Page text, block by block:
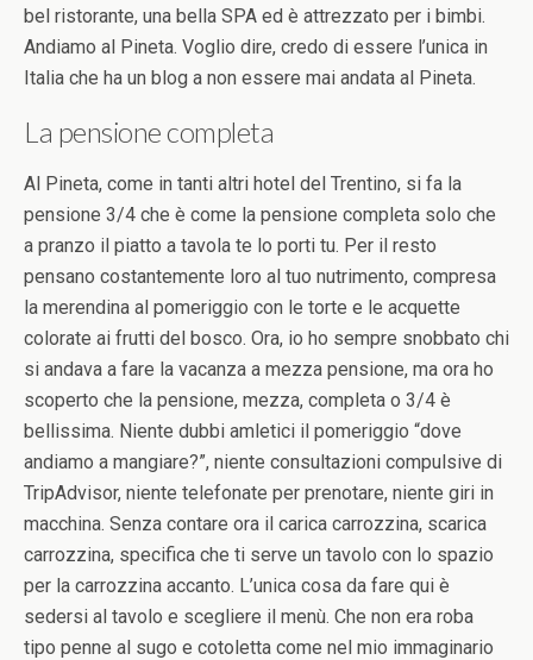
bel ristorante, una bella SPA ed è attrezzato per i bimbi.
Andiamo al Pineta. Voglio dire, credo di essere l’unica in
Italia che ha un blog a non essere mai andata al Pineta.
La pensione completa
Al Pineta, come in tanti altri hotel del Trentino, si fa la
pensione 3/4 che è come la pensione completa solo che
a pranzo il piatto a tavola te lo porti tu. Per il resto
pensano costantemente loro al tuo nutrimento, compresa
la merendina al pomeriggio con le torte e le acquette
colorate ai frutti del bosco. Ora, io ho sempre snobbato chi
si andava a fare la vacanza a mezza pensione, ma ora ho
scoperto che la pensione, mezza, completa o 3/4 è
bellissima. Niente dubbi amletici il pomeriggio “dove
andiamo a mangiare?”, niente consultazioni compulsive di
TripAdvisor, niente telefonate per prenotare, niente giri in
macchina. Senza contare ora il carica carrozzina, scarica
carrozzina, specifica che ti serve un tavolo con lo spazio
per la carrozzina accanto. L’unica cosa da fare qui è
sedersi al tavolo e scegliere il menù. Che non era roba
tipo penne al sugo e cotoletta come nel mio immaginario